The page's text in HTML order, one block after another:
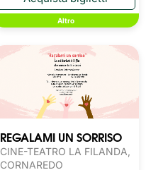
Altro
REGALAMI UN SORRISO
CINE-TEATRO LA FILANDA,
CORNAREDO